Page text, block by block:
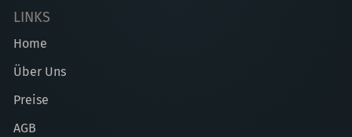
LINKS
Home
Über Uns
Preise
AGB